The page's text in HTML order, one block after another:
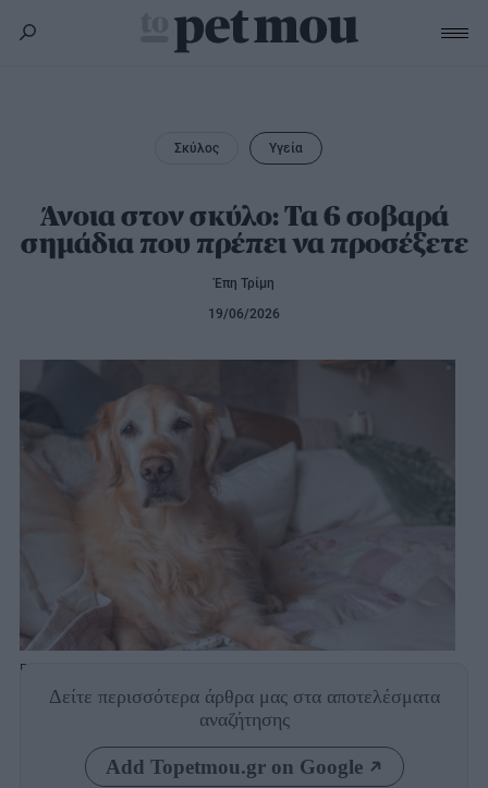
Εκπαίδευση
Lifestyle
Υγεία
Διατροφή
Άλλα κατοικίδια
Καλλωπισμός
Σκύλος Υγεία
Άνοια στον σκύλο: Τα 6 σοβαρά
σημάδια που πρέπει να προσέξετε
Έπη Τρίμη
19/06/2026
Photo: Shutterstock
Δείτε περισσότερα άρθρα μας στα αποτελέσματα
αναζήτησης
Add Topetmou.gr on Google